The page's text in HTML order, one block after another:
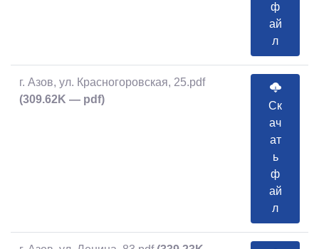
ф
ай
л
г. Азов, ул. Красногоровская, 25.pdf
(309.62K — pdf)
Ск
ач
ат
ь
ф
ай
л